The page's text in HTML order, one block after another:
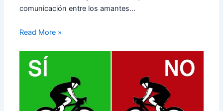
comunicación entre los amantes…
Read More »